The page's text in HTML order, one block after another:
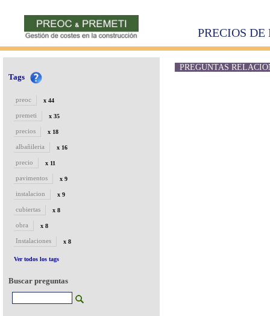
PRECIOS
Tags
preoc x 44
premeti x 35
precios x 18
albañileria x 16
precio x 11
pavimentos x 9
instalacion x 9
cubiertas x 8
obra x 8
Instalaciones x 8
Ver todos los tags
Buscar preguntas
PREGUNTAS